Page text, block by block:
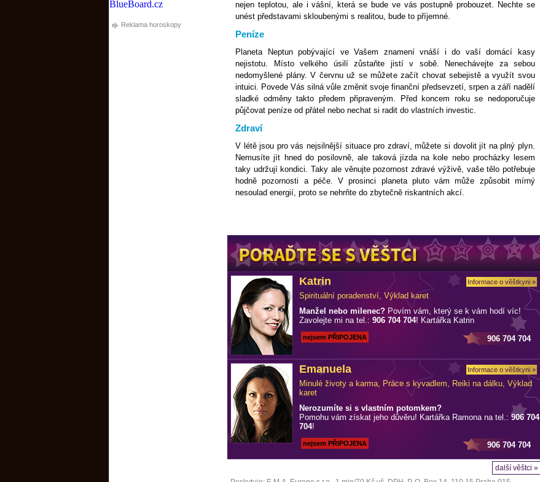
BlueBoard.cz
Reklama horoskopy
nejen teplotou, ale i vášní, která se bude ve vás postupně probouzet. Nechte se
unést představami skloubenými s realitou, bude to příjemné.
Peníze
Planeta Neptun pobývající ve Vašem znamení vnáší i do vaší domácí kasy
nejistotu. Místo velkého úsilí zůstaňte jistí v sobě. Nenechávejte za sebou
nedomyšlené plány. V červnu už se můžete začít chovat sebejistě a využít svou
intuici. Povede Vás silná vůle změnit svoje finanční předsevzetí, srpen a září nadělí
sladké odměny takto předem připraveným. Před koncem roku se nedoporučuje
půjčovat peníze od přátel nebo nechat si radit do vlastních investic.
Zdraví
V létě jsou pro vás nejsilnější situace pro zdraví, můžete si dovolit jít na plný plyn.
Nemusíte jít hned do posilovně, ale taková jízda na kole nebo procházky lesem
taky udržují kondici. Taky ale věnujte pozornost zdravé výživě, vaše tělo potřebuje
hodně pozornosti a péče. V prosinci planeta pluto vám může způsobit mírný
nesoulad energií, proto se nehrňte do zbytečně riskantních akcí.
Katrin
Spirituální poradenství, Výklad karet
Informace o věštkyni »
Manžel nebo milenec? Povím vám, který se k vám hodí víc!
Zavolejte mi na tel.: 906 704 704! Kartářka Katrin
nejsem PŘIPOJENA 906 704 704
Emanuela
Minulé životy a karma, Práce s kyvadlem, Reiki na dálku, Výklad
karet
Informace o věštkyni »
Nerozumíte si s vlastním potomkem?
Pomohu vám získat jeho důvěru! Kartářka Ramona na tel.: 906 704
704!
nejsem PŘIPOJENA 906 704 704
další věštci »